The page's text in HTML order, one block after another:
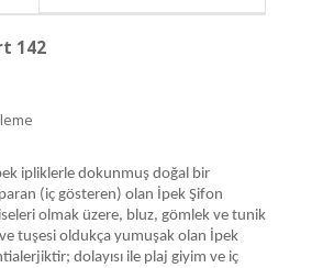
142
ipliklerle dokunmuş doğal bir
(iç gösteren) olan İpek Şifon
olmak üzere, bluz, gömlek ve tunik
tuşesi oldukça yumuşak olan İpek
dolayısı ile plaj giyim ve iç